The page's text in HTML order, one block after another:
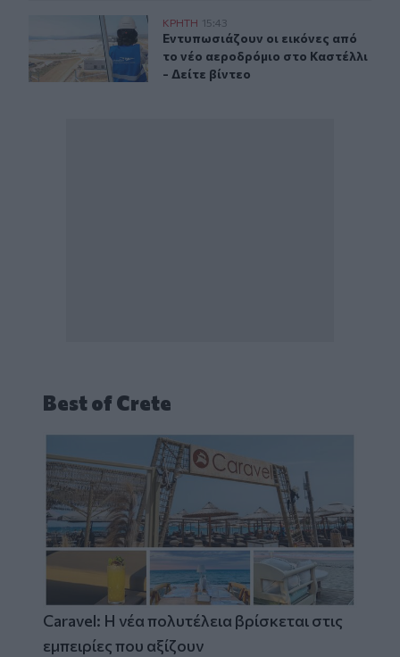
Ηράκλειο: Εντυπωσιάζουν οι εικόνες από το νέο
ΚΡΗΤΗ 15:43
Εντυπωσιάζουν οι εικόνες από το
Εντυπωσιάζουν οι εικόνες από
το νέο αεροδρόμιο στο Καστέλλι
- Δείτε βίντεο
Best of Crete
Caravel: Η νέα πολυτέλεια βρίσκεται στις
εμπειρίες που αξίζουν